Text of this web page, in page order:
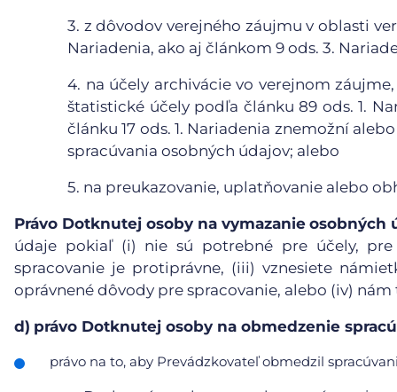
3. z dôvodov verejného záujmu v oblasti
Nariadenia, ako aj článkom 9 ods. 3.
4. na účely archivácie vo verejnom
štatistické účely podľa článku 89 ods. 1.
článku 17 ods. 1. Nariadenia znemožní
spracúvania osobných údajov; alebo
5. na preukazovanie, uplatňovanie alebo
Právo Dotknutej osoby na vymazanie osobných
údaje pokiaľ (i) nie sú potrebné pre účely,
spracovanie je protiprávne, (iii) vznesiete
oprávnené dôvody pre spracovanie, alebo (iv)
d) právo Dotknutej osoby na obmedzenie
právo na to, aby Prevádzkovateľ obmedzil